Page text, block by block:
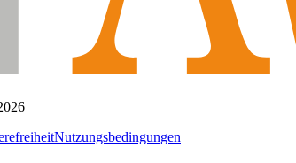
Nutzungsbedingungen